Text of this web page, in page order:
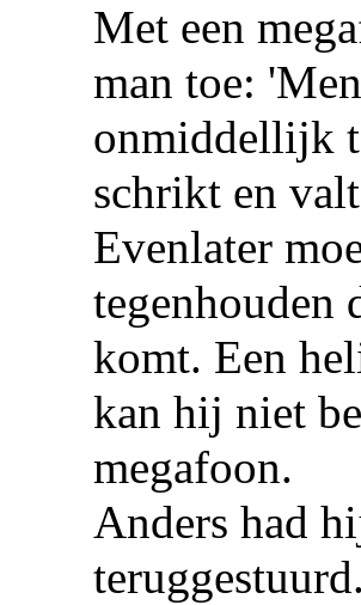
Met een
man toe:
onmiddellijk
schrikt en
Evenlater
tegenhouden
komt. Een
kan hij niet
megafoon.
Anders had